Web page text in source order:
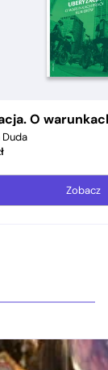
O
Duda
Zobacz